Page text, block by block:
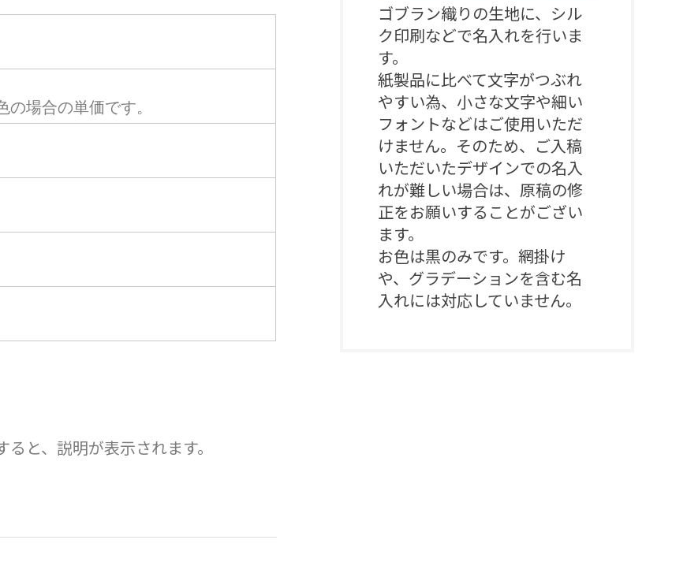
場合の単価です。
と、説明が表示されます。
ゴブラン織りの生地に、シル
ク印刷などで名入れを行いま
す。
紙製品に比べて文字がつぶれ
やすい為、小さな文字や細い
フォントなどはご使用いただ
けません。そのため、ご入稿
いただいたデザインでの名入
れが難しい場合は、原稿の修
正をお願いすることがござい
ます。
お色は黒のみです。網掛け
や、グラデーションを含む名
入れには対応していません。